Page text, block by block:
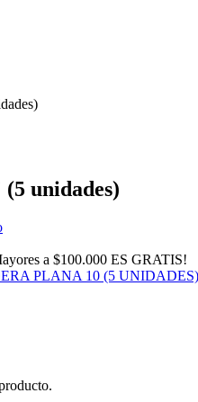
unidades)
a $100.000 ES GRATIS!
PLANA 10 (5 UNIDADES)